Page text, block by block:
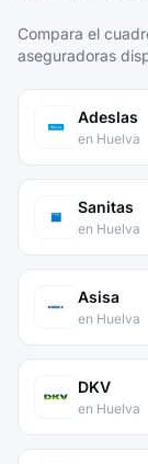
Compara el
aseguradoras
Adeslas
en Huelva
Sanitas
en Huelva
Asisa
en Huelva
DKV
en Huelva